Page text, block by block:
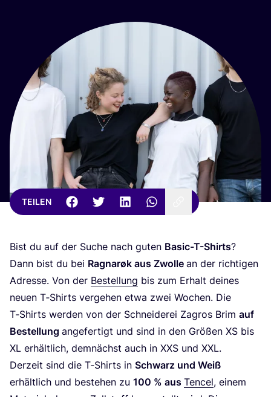
TEILEN
Bist du auf der Suche nach guten Basic-T-Shirts?
Dann bist du bei Rag­narøk aus Zwol­le an der rich­ti­gen
Adres­se. Von der Bestel­lung bis zum Erhalt dei­nes
neu­en T‑Shirts ver­ge­hen etwa zwei Wochen. Die
T‑Shirts wer­den von der Schnei­de­rei Zagros Brim auf
Bestel­lung ange­fer­tigt und sind in den Grö­ßen XS bis
XL erhält­lich, dem­nächst auch in XXS und XXL.
Der­zeit sind die T‑Shirts in Schwarz und Weiß
erhält­lich und bestehen zu 100 % aus Ten­cel, einem